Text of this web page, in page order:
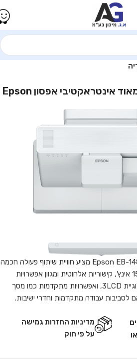
מקרן לייזר טווח קצר מאוד אינטראקטיבי אפסון Epson
מקרן לייזר אינטראקטיבי Epson EB-1485Fi מציע חוויית שיתוף פעולה חכמה
עם מסך מגע בגודל של עד 155 אינץ', קישוריות אלחוטית ומגוון אפשרויות
תצוגה. עם 3,500 לומן, טכנולוגיית 3LCD, ואפשרויות מתקדמות כמו מסך
לסביבות עבודה מתקדמות וחדרי ישיבות.
מדיניות החזרות גמישה
על פי חוק